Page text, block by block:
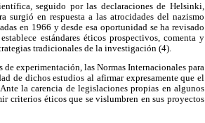
seguido por las declaraciones de Helsinki,
surgió en respuesta a las atrocidades del nazismo
en 1966 y desde esa oportunidad se ha revisado
estándares éticos prospectivos, comenta y
tradicionales de la investigación (4).
experimentación, las Normas Internacionales para
de dichos estudios al afirmar expresamente que el
la carencia de legislaciones propias en algunos
criterios éticos que se vislumbren en sus proyectos